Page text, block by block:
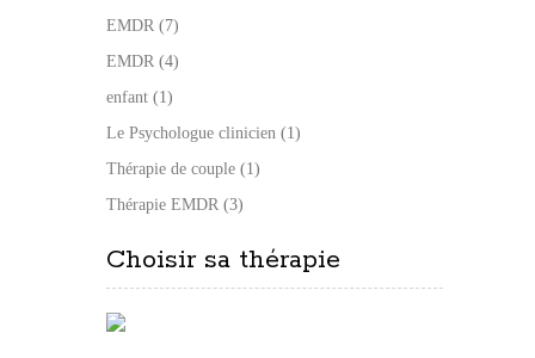
EMDR (7)
EMDR (4)
enfant (1)
Le Psychologue clinicien (1)
Thérapie de couple (1)
Thérapie EMDR (3)
Choisir sa thérapie